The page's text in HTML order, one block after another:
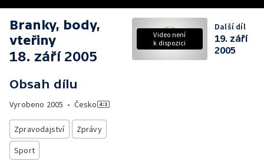
Branky, body,
vteřiny
18. září 2005
Obsah dílu
Vyrobeno 2005 • Česko
Zpravodajství
Zprávy
Sport
Video není
k dispozici
Další díl
19. září
2005